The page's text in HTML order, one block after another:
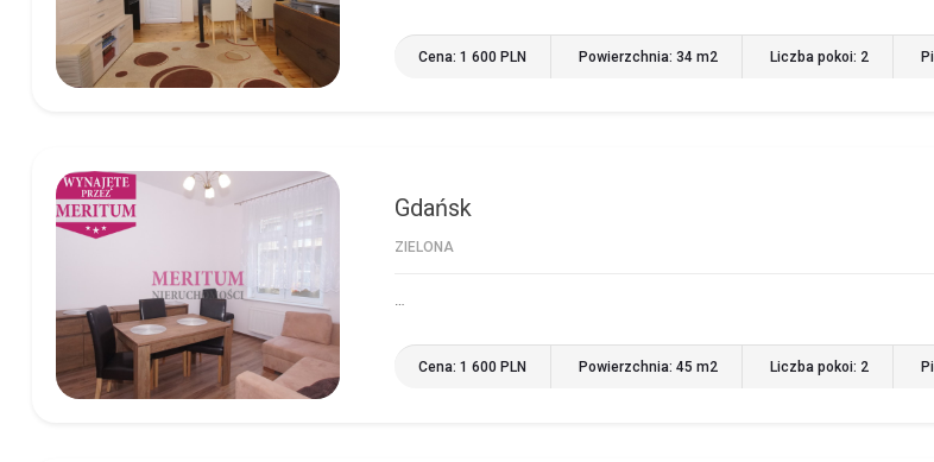
Cena: 1 600 PLN Powierzchnia: 34 m2 Liczba pokoi: 2
GDAŃSK Gdańsk
ZIELONA
…
Cena: 1 600 PLN Powierzchnia: 45 m2 Liczba pokoi: 2